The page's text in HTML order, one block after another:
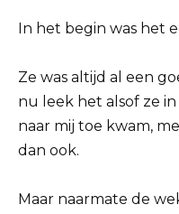
In het begin was het
Ze was altijd al een
nu leek het alsof ze
naar mij toe kwam,
dan ook.
Maar naarmate de